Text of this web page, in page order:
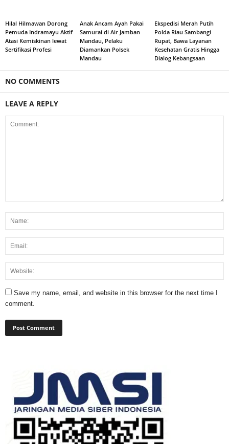
Hilal Hilmawan Dorong
Pemuda Indramayu Aktif
Atasi Kemiskinan lewat
Sertifikasi Profesi
Anak Ancam Ayah Pakai
Samurai di Air Jamban
Mandau, Pelaku
Diamankan Polsek
Mandau
Ekspedisi Merah Putih
Polda Riau Sambangi
Rupat, Bawa Layanan
Kesehatan Gratis Hingga
Dialog Kebangsaan
NO COMMENTS
LEAVE A REPLY
Save my name, email, and website in this browser for the next time I
comment.